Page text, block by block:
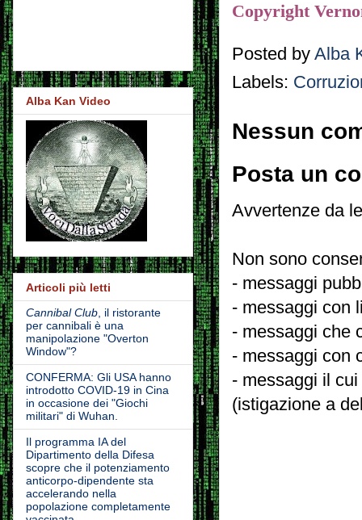
Copyright
Posted by Alba
Labels:
Nessun
Posta un
Avvertenze da
Non sono
- messaggi
- messaggi con
- messaggi che
- messaggi con
- messaggi il
(istigazione a
Alba Kan Video
Articoli più letti
Cannibal Club , il ristorante
per cannibali è una
manipolazione "Overton
Window"?
CONFERMA: Gli USA hanno
introdotto COVID-19 in Cina
in occasione dei "Giochi
militari" di Wuhan.
Il programma IA del
Dipartimento della Difesa
scopre che il potenziamento
anticorpo-dipendente sta
accelerando nella
popolazione completamente